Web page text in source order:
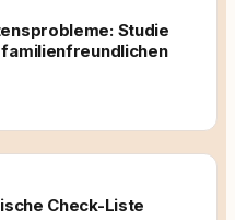
Studie
Check-Liste